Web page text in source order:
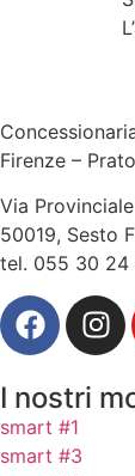
Firenze –
Via
50019, Sesto
tel. 055 30 24
I nostri
smart #1
smart #3